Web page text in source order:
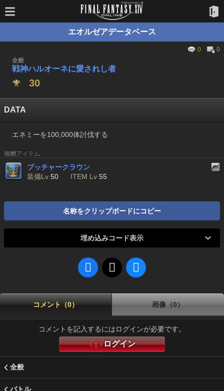
エオルゼアデータベース
0
0
全般
戦神ハルオーネに愛されし者
30
DATA
エネミーを100,000体討伐する
報酬アイテム
ブッチャークラウン
装備Lv 50 ITEM Lv 55
名称をクリップボードにコピー
埋め込みコード表示
コメント（0） 画像（0）
コメントを記入するにはログインが必要です。
ログイン
全般
バトル